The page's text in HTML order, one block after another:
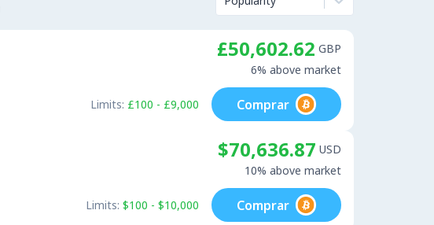
£50,602.62 GBP
6% above market
Limits: £100 - £9,000 Comprar
$70,636.87 USD
10% above market
Limits: $100 - $10,000 Comprar